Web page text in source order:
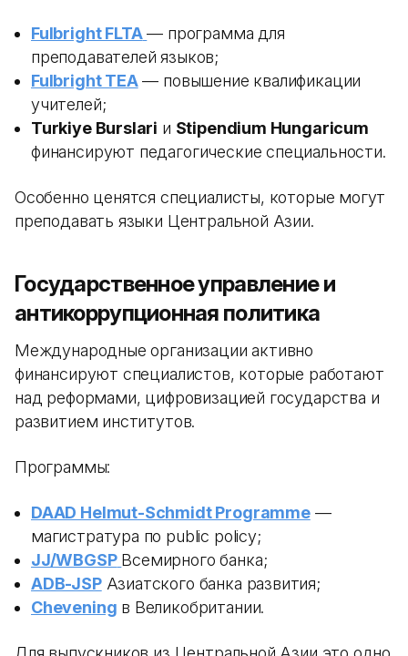
Fulbright FLTA — программа для
преподавателей языков;
Fulbright TEA— повышение квалификации
учителей;
Turkiye Burslari и Stipendium Hungaricum
финансируют педагогические специальности.
Особенно ценятся специалисты, которые могут
преподавать языки Центральной Азии.
Государственное управление и
антикоррупционная политика
Международные организации активно
финансируют специалистов, которые работают
над реформами, цифровизацией государства и
развитием институтов.
Программы:
DAAD Helmut-Schmidt Programme—
магистратура по public policy;
JJ/WBGSP Всемирного банка;
ADB-JSPАзиатского банка развития;
Chevening в Великобритании.